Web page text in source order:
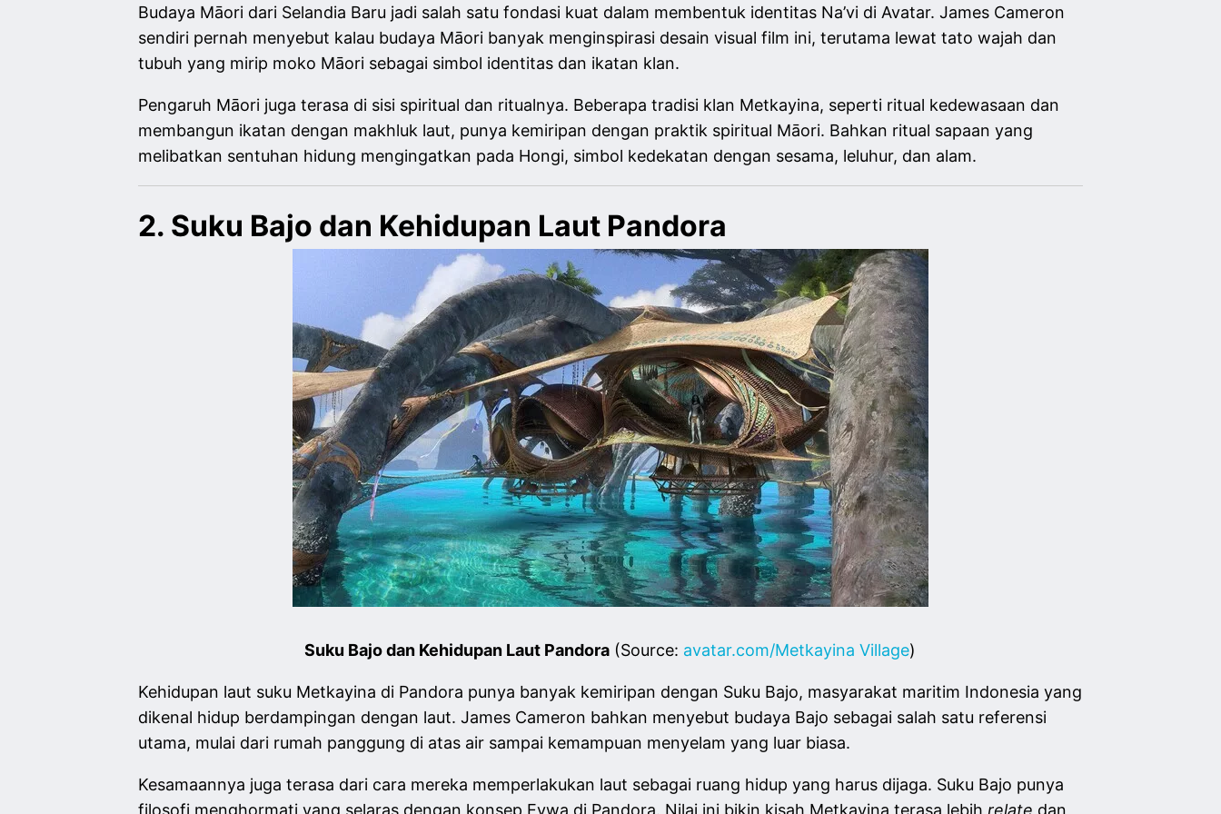
Budaya Māori dari Selandia Baru jadi salah satu fondasi kuat dalam membentuk identitas Na’vi di Avatar. James Cameron
sendiri pernah menyebut kalau budaya Māori banyak menginspirasi desain visual film ini, terutama lewat tato wajah dan
tubuh yang mirip moko Māori sebagai simbol identitas dan ikatan klan.
Pengaruh Māori juga terasa di sisi spiritual dan ritualnya. Beberapa tradisi klan Metkayina, seperti ritual kedewasaan dan
membangun ikatan dengan makhluk laut, punya kemiripan dengan praktik spiritual Māori. Bahkan ritual sapaan yang
melibatkan sentuhan hidung mengingatkan pada Hongi, simbol kedekatan dengan sesama, leluhur, dan alam.
2. Suku Bajo dan Kehidupan Laut Pandora
Suku Bajo dan Kehidupan Laut Pandora (Source: avatar.com/Metkayina Village)
Kehidupan laut suku Metkayina di Pandora punya banyak kemiripan dengan Suku Bajo, masyarakat maritim Indonesia yang
dikenal hidup berdampingan dengan laut. James Cameron bahkan menyebut budaya Bajo sebagai salah satu referensi
utama, mulai dari rumah panggung di atas air sampai kemampuan menyelam yang luar biasa.
Kesamaannya juga terasa dari cara mereka memperlakukan laut sebagai ruang hidup yang harus dijaga. Suku Bajo punya
filosofi menghormati yang selaras dengan konsep Eywa di Pandora. Nilai ini bikin kisah Metkayina terasa lebih relate dan